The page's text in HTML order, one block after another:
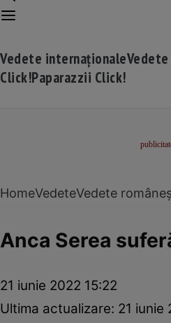
Vedete internaționale
Click!Paparazzii Click!
HomeVedeteVedete
Anca Serea
21 iunie 2022 15:22
Ultima actualizare: 21 iunie